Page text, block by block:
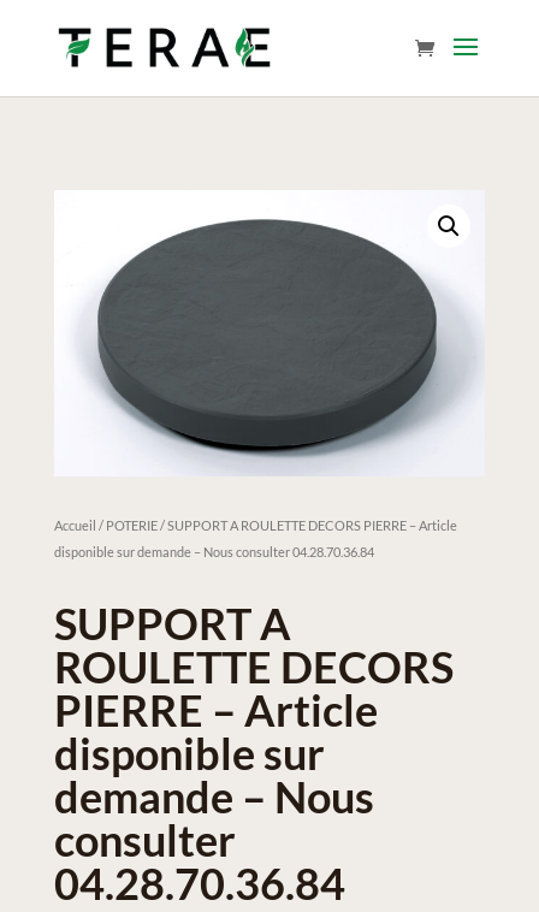
Accueil / POTERIE/ SUPPORT A ROULETTE DECORS PIERRE – Article
disponible sur demande – Nous consulter 04.28.70.36.84
SUPPORT A
ROULETTE DECORS
PIERRE – Article
disponible sur
demande – Nous
consulter
04.28.70.36.84